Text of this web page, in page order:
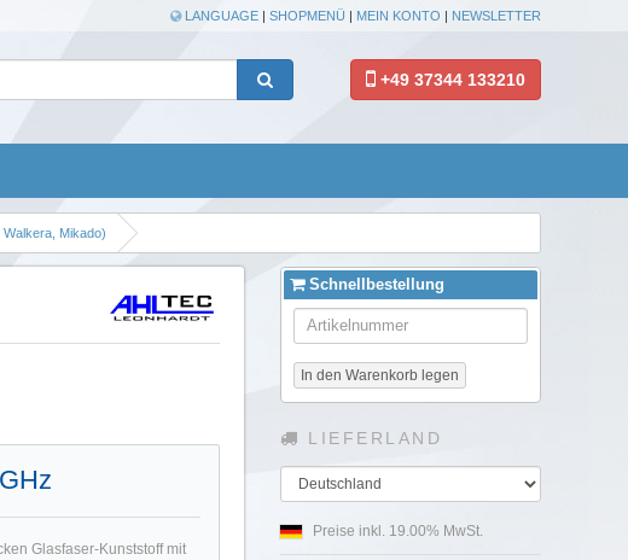
LANGUAGE | SHOPMENÜ | MEIN KONTO | NEWSLETTER
+49 37344 133210
Mikado)
Glasfaser-Kunststoff mit
Schnellbestellung
In den Warenkorb legen
LIEFERLAND
Land
Preise inkl. 19.00% MwSt.